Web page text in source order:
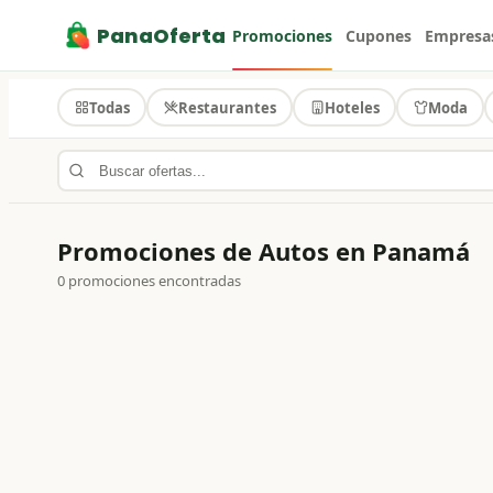
PanaOferta Promociones Cupones
Todas Restaurantes Hoteles Moda
Promociones de Autos en Panamá
0 promociones encontradas